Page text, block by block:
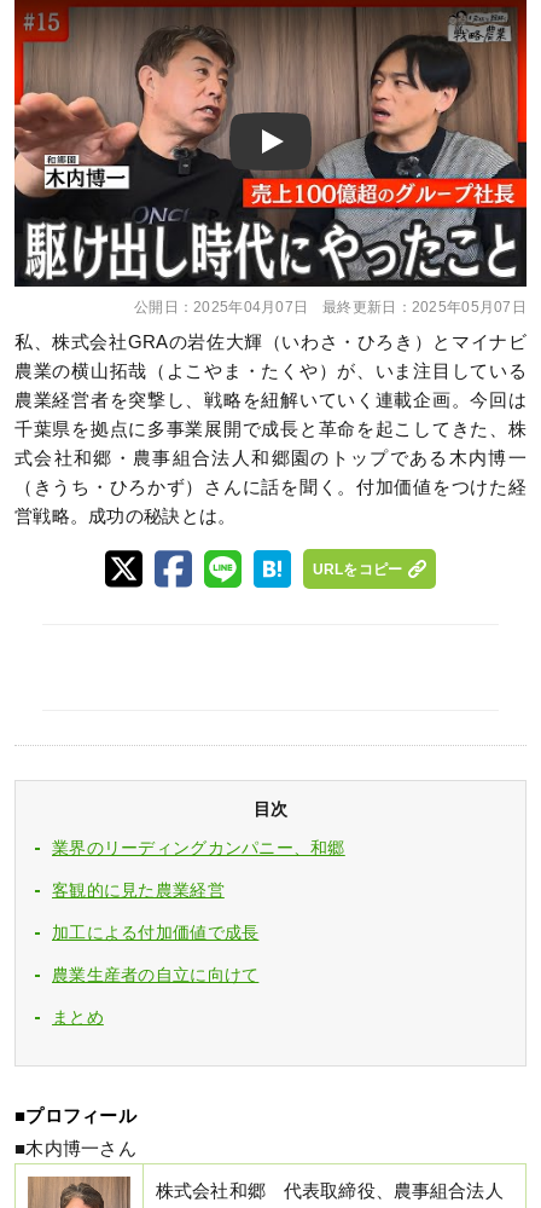
Play
公開日： 2025年04月07日 最終更新日： 2025年05月07日
私、株式会社GRAの岩佐大輝（いわさ・ひろき）とマイナビ
農業の横山拓哉（よこやま・たくや）が、いま注目している
農業経営者を突撃し、戦略を紐解いていく連載企画。今回は
千葉県を拠点に多事業展開で成長と革命を起こしてきた、株
式会社和郷・農事組合法人和郷園のトップである木内博一
（きうち・ひろかず）さんに話を聞く。付加価値をつけた経
営戦略。成功の秘訣とは。
URLをコピー
目次
業界のリーディングカンパニー、和郷
客観的に見た農業経営
加工による付加価値で成長
農業生産者の自立に向けて
まとめ
■プロフィール
■木内博一さん
株式会社和郷 代表取締役、農事組合法人